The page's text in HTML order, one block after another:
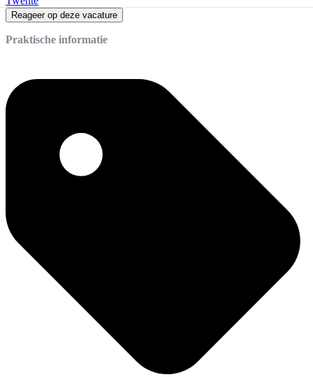
Reageer op deze vacature
Praktische informatie